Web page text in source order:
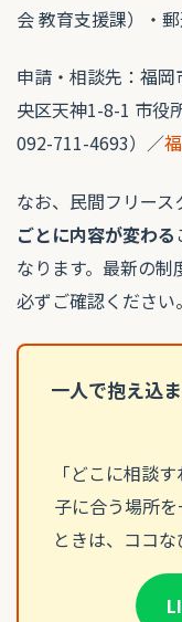
会 教育支援課）・郵
申請・相談先：福
央区天神1-8-1 市役
092-711-4693）／
なお、民間フリース
ごとに内容が変わる
なります。最新の
必ずご確認ください。
一人で抱え込
「どこに相談
子に合う場所
ときは、ココな